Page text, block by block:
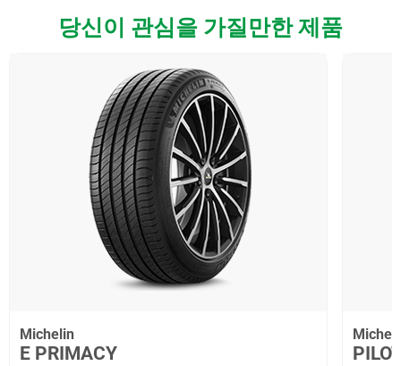
당신이 관심을 가질만한 제품
Michelin
E PRIMACY